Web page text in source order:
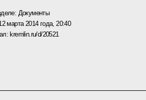
Документы
марта 2014 года, 20:40
kremlin.ru/d/20521